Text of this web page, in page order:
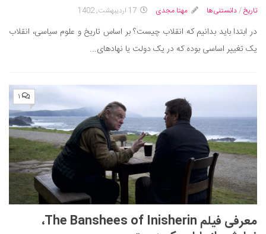
تاریخ/دانستنی‌ها مهتا مجدی 17 اردیبهشت, 1402
در ابتدا باید بدانیم که انقلاب چیست؟ بر اساس تاریخ و علوم سیاسی، انقلاب
یک تغییر اساسی بوده که در یک دولت یا نهادهای...
۱
معرفی فیلم The Banshees of Inisherin،